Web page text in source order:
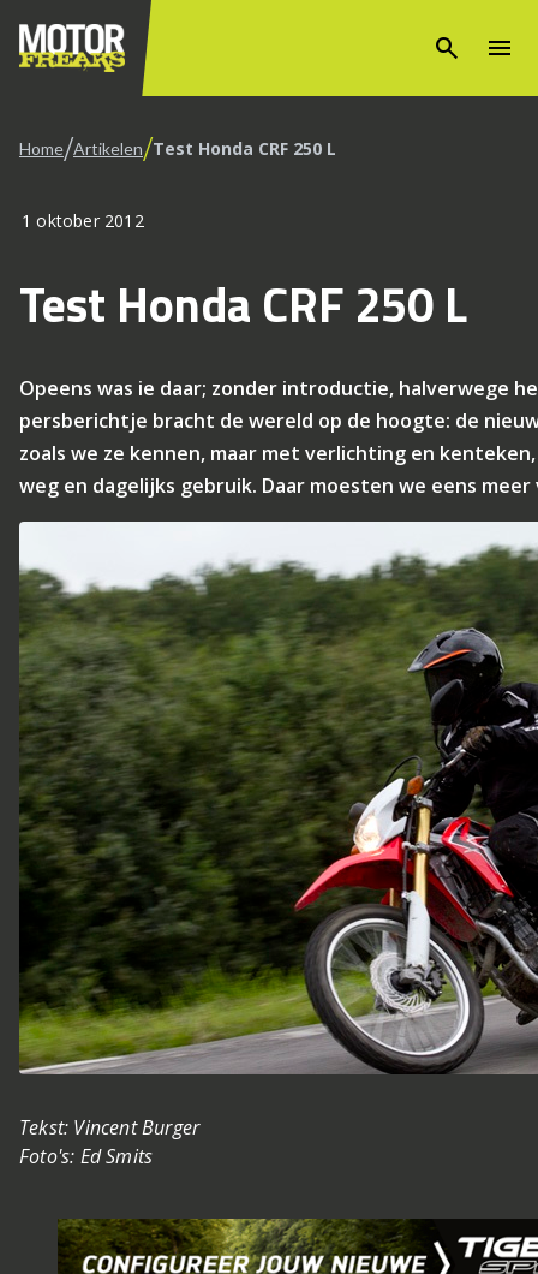
search menu
Home/Artikelen/Test Honda CRF 250 L
1 oktober 2012
Test Honda CRF 250 L
Opeens was ie daar; zonder introductie, halverwege
persberichtje bracht de wereld op de hoogte: de
zoals we ze kennen, maar met verlichting en
weg en dagelijks gebruik. Daar moesten we eens
Tekst: Vincent Burger
Foto's: Ed Smits